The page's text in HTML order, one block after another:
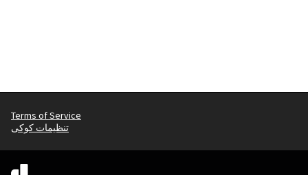
Terms of Service
تنظیمات کوکی